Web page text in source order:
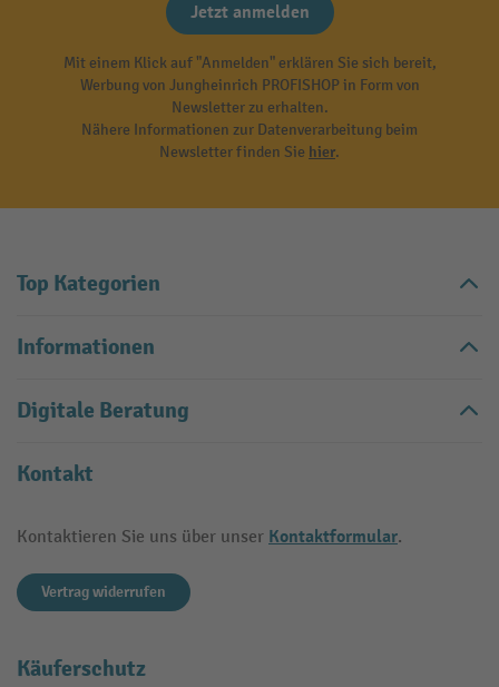
Jetzt anmelden
Mit einem Klick auf "Anmelden" erklären Sie sich bereit,
Werbung von Jungheinrich PROFISHOP in Form von
Newsletter zu erhalten.
Nähere Informationen zur Datenverarbeitung beim
Newsletter finden Sie hier.
Top Kategorien
Informationen
Digitale Beratung
Kontakt
Kontaktieren Sie uns über unser Kontaktformular.
Vertrag widerrufen
Käuferschutz